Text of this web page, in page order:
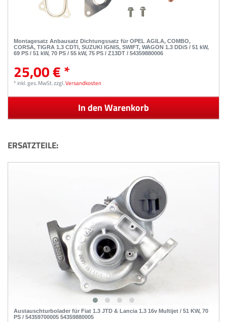
Montagesatz Anbausatz Dichtungssatz für OPEL AGILA, COMBO,
CORSA, TIGRA 1.3 CDTI, SUZUKI IGNIS, SWIFT, WAGON 1.3 DDiS / 51 kW,
69 PS / 51 kW, 70 PS / 55 kW, 75 PS / Z13DT / 54359880006
25,00 € *
*inkl. ges. MwSt.zzgl.Versandkosten
In den Warenkorb
ERSATZTEILE:
Austauschturbolader für Fiat 1.3 JTD & Lancia 1.3 16v Multijet / 51 KW, 70
PS / 54359700005 54359880005